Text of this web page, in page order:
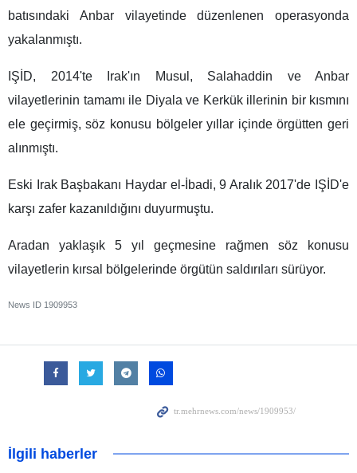
batısındaki Anbar vilayetinde düzenlenen operasyonda
yakalanmıştı.
IŞİD, 2014'te Irak'ın Musul, Salahaddin ve Anbar
vilayetlerinin tamamı ile Diyala ve Kerkük illerinin bir kısmını
ele geçirmiş, söz konusu bölgeler yıllar içinde örgütten geri
alınmıştı.
Eski Irak Başbakanı Haydar el-İbadi, 9 Aralık 2017'de IŞİD'e
karşı zafer kazanıldığını duyurmuştu.
Aradan yaklaşık 5 yıl geçmesine rağmen söz konusu
vilayetlerin kırsal bölgelerinde örgütün saldırıları sürüyor.
News ID 1909953
İlgili haberler